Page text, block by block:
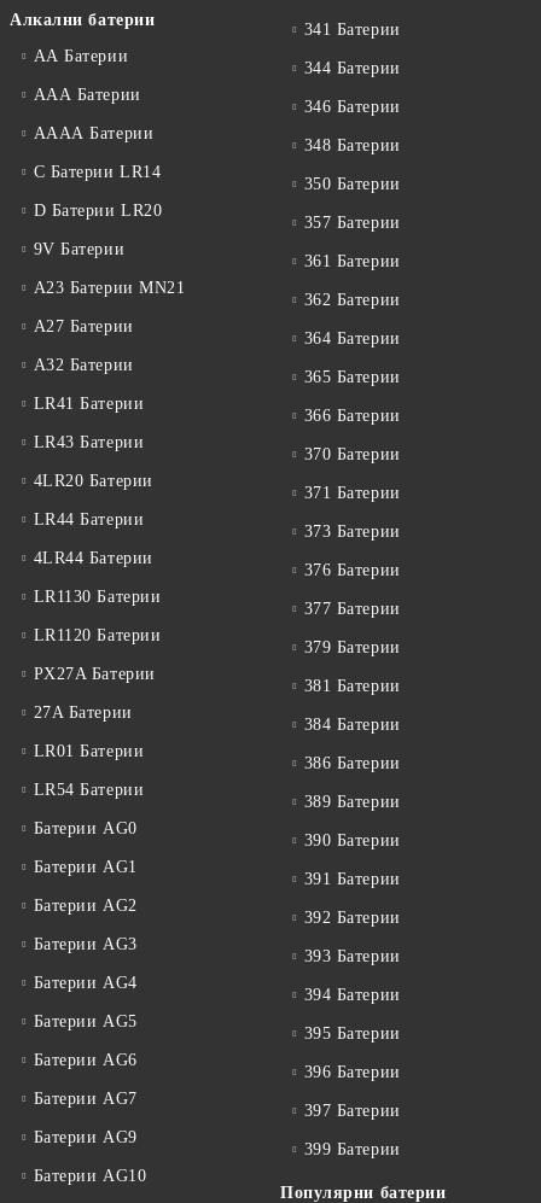
Алкални батерии
АА Батерии
ААА Батерии
АААА Батерии
C Батерии LR14
D Батерии LR20
9V Батерии
A23 Батерии MN21
A27 Батерии
A32 Батерии
LR41 Батерии
LR43 Батерии
4LR20 Батерии
LR44 Батерии
4LR44 Батерии
LR1130 Батерии
LR1120 Батерии
PX27A Батерии
27A Батерии
LR01 Батерии
LR54 Батерии
Батерии AG0
Батерии AG1
Батерии AG2
Батерии AG3
Батерии AG4
Батерии AG5
Батерии AG6
Батерии AG7
Батерии AG9
Батерии AG10
341 Батерии
344 Батерии
346 Батерии
348 Батерии
350 Батерии
357 Батерии
361 Батерии
362 Батерии
364 Батерии
365 Батерии
366 Батерии
370 Батерии
371 Батерии
373 Батерии
376 Батерии
377 Батерии
379 Батерии
381 Батерии
384 Батерии
386 Батерии
389 Батерии
390 Батерии
391 Батерии
392 Батерии
393 Батерии
394 Батерии
395 Батерии
396 Батерии
397 Батерии
399 Батерии
Популярни батерии